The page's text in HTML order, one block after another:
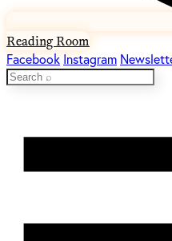
Reading Room
Facebook Instagram